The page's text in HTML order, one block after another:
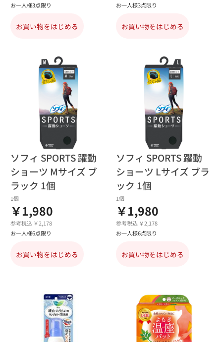
お一人様3点限り
お買い物をはじめる
お一人様3点限り
お買い物をはじめる
ソフィ SPORTS 躍動
ショーツ Mサイズ ブ
ラック 1個
1個
￥1,980
参考税込 ￥2,178
お一人様6点限り
お買い物をはじめる
ソフィ SPORTS 躍動
ショーツ Lサイズ ブラ
ック 1個
1個
￥1,980
参考税込 ￥2,178
お一人様6点限り
お買い物をはじめる